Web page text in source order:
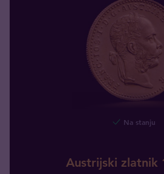
Na stanju
Austrijski zlatnik